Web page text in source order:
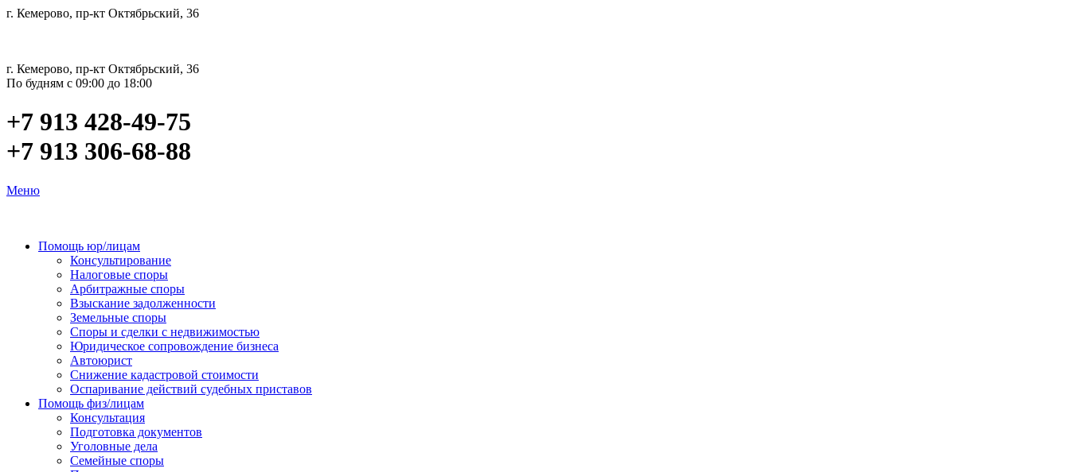
г. Кемерово, пр-кт Октябрьский, 36
г. Кемерово, пр-кт Октябрьский, 36
По будням с 09:00 до 18:00
+7 913 428-49-75
+7 913 306-68-88
Меню
Помощь юр/лицам
Консультирование
Налоговые споры
Арбитражные споры
Взыскание задолженности
Земельные споры
Споры и сделки с недвижимостью
Юридическое сопровождение бизнеса
Автоюрист
Снижение кадастровой стоимости
Оспаривание действий судебных приставов
Помощь физ/лицам
Консультация
Подготовка документов
Уголовные дела
Семейные споры